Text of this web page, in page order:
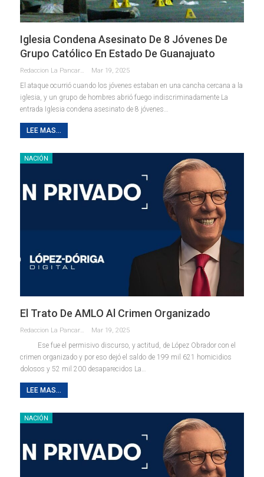
Iglesia Condena Asesinato De 8 Jóvenes De
Grupo Católico En Estado De Guanajuato
Redaccion La Pancarta De Quintana Roo Mar 19, 2025
El ataque ocurrió cuando los jóvenes estaban en una cancha cercana a la
iglesia, y un grupo de hombres abrió fuego indiscriminadamente La
entrada Iglesia condena asesinato de 8 jóvenes…
LEE MAS...
NACIÓN
El Trato De AMLO Al Crimen Organizado
Redaccion La Pancarta De Quintana Roo Mar 19, 2025
Ese fue el permisivo discurso, y actitud, de López Obrador con el
crimen organizado y por eso dejó el saldo de 199 mil 621 homicidios
dolosos y 52 mil 200 desaparecidos La…
LEE MAS...
NACIÓN